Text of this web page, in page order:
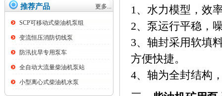
推荐产品 更多...
SCP可移动式柴油机泵组
变流恒压消防切线泵
防汛抗旱专用泵车
全自动大流量柴油机泵站
小型离心式柴油机水泵
1、水力模型，效
2、泵运行平稳，
3、轴封采用软填
方便快捷。
4、轴为全封结构